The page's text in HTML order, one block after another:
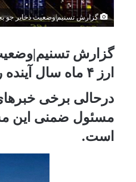
گزارش تسنیم|وضعیت ذخایر جو بحرانی شده؟/ هشدار ۲ مسئول به بانک مرکزی و گمرک/
ارز ۴ ماه سال آینده را باید الان بدهند وگرنه…
درحالی برخی
مسئول ضمنی این
است.